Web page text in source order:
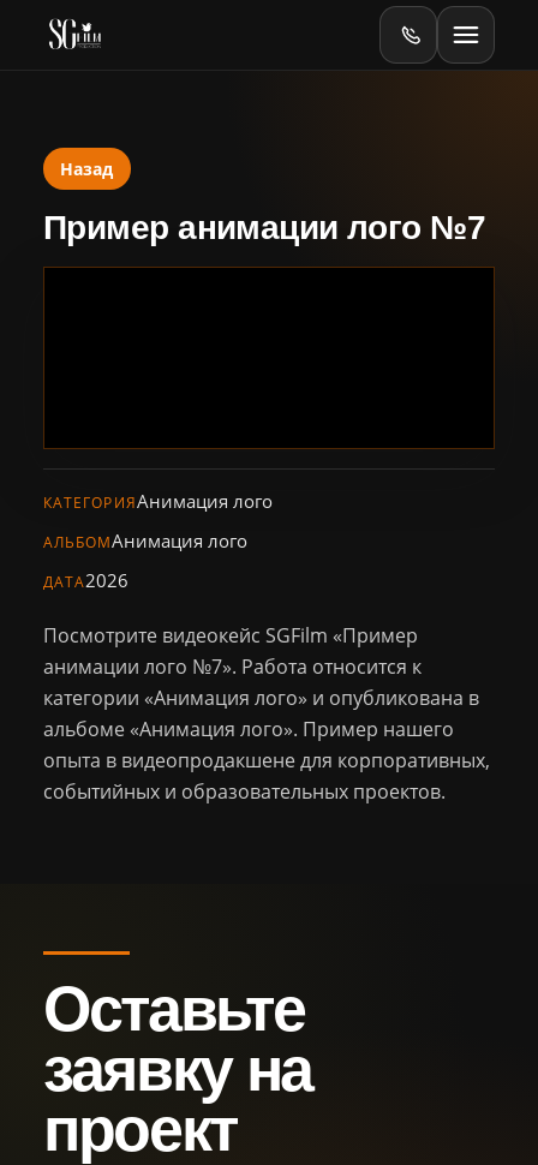
Главная
Оборудование
Персонал
Новости
Контакты
Тел.:+7 (926) 102-29-57
Назад
Пример анимации лого №7
КАТЕГОРИЯАнимация лого
АЛЬБОМАнимация лого
ДАТА2026
Посмотрите видеокейс SGFilm «Пример
анимации лого №7». Работа относится к
категории «Анимация лого» и опубликована в
альбоме «Анимация лого». Пример нашего
опыта в видеопродакшене для корпоративных,
событийных и образовательных проектов.
Оставьте
заявку на
проект